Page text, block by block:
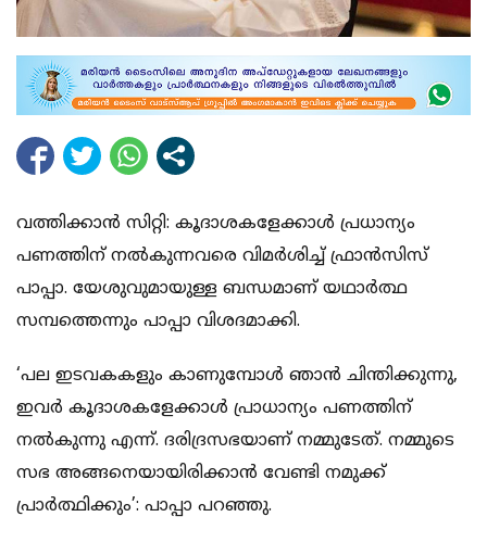
വത്തിക്കാന്‍ സിറ്റി: കൂദാശകളേക്കാള്‍ പ്രധാന്യം
പണത്തിന് നല്‍കുന്നവരെ വിമര്‍ശിച്ച് ഫ്രാന്‍സിസ്
പാപ്പാ. യേശുവുമായുള്ള ബന്ധമാണ് യഥാര്‍ത്ഥ
സമ്പത്തെന്നും പാപ്പാ വിശദമാക്കി.
‘പല ഇടവകകളും കാണുമ്പോള്‍ ഞാന്‍ ചിന്തിക്കുന്നു,
ഇവര്‍ കൂദാശകളേക്കാള്‍ പ്രാധാന്യം പണത്തിന്
നല്‍കുന്നു എന്ന്. ദരിദ്രസഭയാണ് നമ്മുടേത്. നമ്മുടെ
സഭ അങ്ങനെയായിരിക്കാന്‍ വേണ്ടി നമുക്ക്
പ്രാര്‍ത്ഥിക്കും’: പാപ്പാ പറഞ്ഞു.